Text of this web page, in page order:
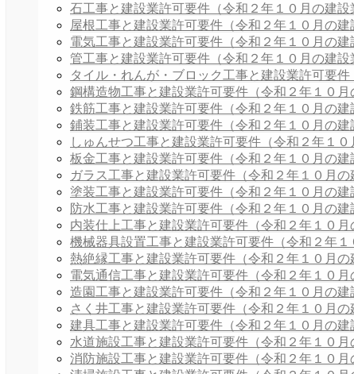
石工事と建設業許可要件（令和２年１０月の建設
屋根工事と建設業許可要件（令和２年１０月の建
電気工事と建設業許可要件（令和２年１０月の建
管工事と建設業許可要件（令和２年１０月の建設
タイル・れんが・ブロック工事と建設業許可要
鋼構造物工事と建設業許可要件（令和２年１０月
鉄筋工事と建設業許可要件（令和２年１０月の建
鋪装工事と建設業許可要件（令和２年１０月の建
しゅんせつ工事と建設業許可要件（令和２年１０
板金工事と建設業許可要件（令和２年１０月の建
ガラス工事と建設業許可要件（令和２年１０月の
塗装工事と建設業許可要件（令和２年１０月の建
防水工事と建設業許可要件（令和２年１０月の建
内装仕上工事と建設業許可要件（令和２年１０月
機械器具設置工事と建設業許可要件（令和２年１
熱絶縁工事と建設業許可要件（令和２年１０月の
電気通信工事と建設業許可要件（令和２年１０月
造園工事と建設業許可要件（令和２年１０月の建
さく井工事と建設業許可要件（令和２年１０月の
建具工事と建設業許可要件（令和２年１０月の建
水道施設工事と建設業許可要件（令和２年１０月
消防施設工事と建設業許可要件（令和２年１０月